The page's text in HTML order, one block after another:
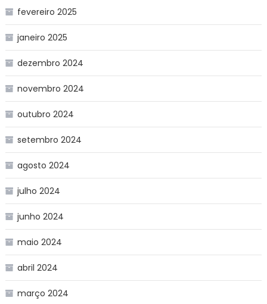
fevereiro 2025
janeiro 2025
dezembro 2024
novembro 2024
outubro 2024
setembro 2024
agosto 2024
julho 2024
junho 2024
maio 2024
abril 2024
março 2024